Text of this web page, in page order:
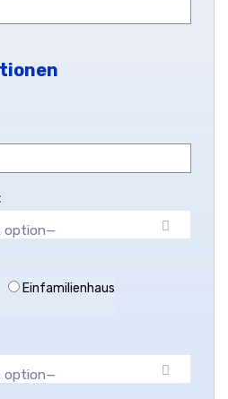
option—
Einfamilienhaus
option—